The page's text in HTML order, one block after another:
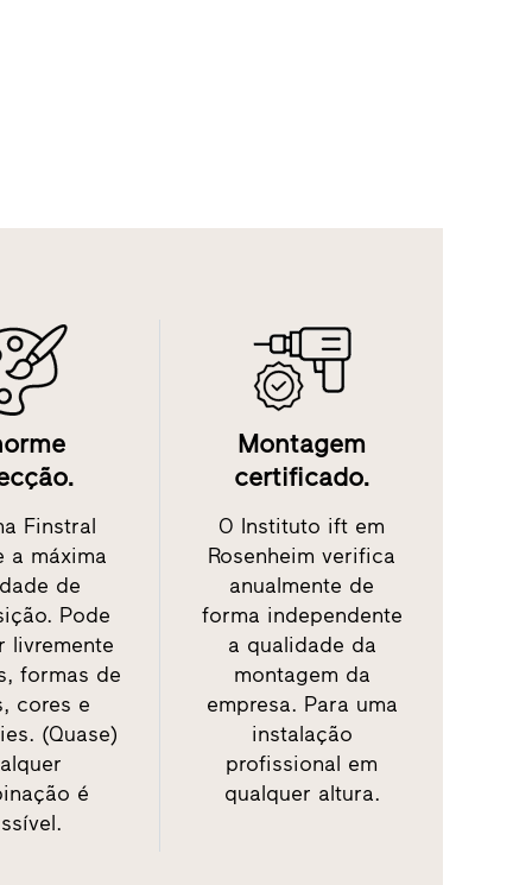
Finstral
a máxima
de
Pode
livremente
formas de
cores e
(Quase)
é
Montagem
certificado.
O Instituto ift em
Rosenheim verifica
anualmente de
forma independente
a qualidade da
montagem da
empresa. Para uma
instalação
profissional em
qualquer altura.